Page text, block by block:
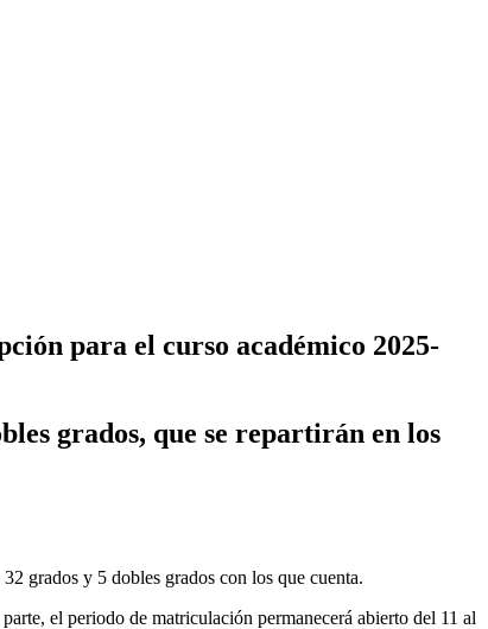
para el curso académico 2025-
grados, que se repartirán en los
grados y 5 dobles grados con los que cuenta.
el periodo de matriculación permanecerá abierto del 11 al